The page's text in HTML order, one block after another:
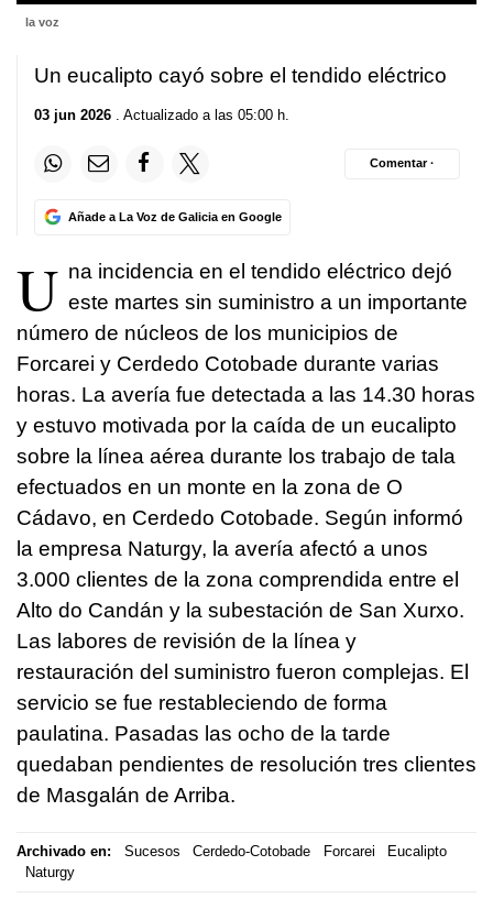
la voz
Un eucalipto cayó sobre el tendido eléctrico
03 jun 2026 . Actualizado a las 05:00 h.
Añade a La Voz de Galicia en Google
Comentar ·
U na incidencia en el tendido eléctrico dejó
este martes sin suministro a un importante
número de núcleos de los municipios de
Forcarei y Cerdedo Cotobade durante varias
horas. La avería fue detectada a las 14.30 horas
y estuvo motivada por la caída de un eucalipto
sobre la línea aérea durante los trabajo de tala
efectuados en un monte en la zona de O
Cádavo, en Cerdedo Cotobade. Según informó
la empresa Naturgy, la avería afectó a unos
3.000 clientes de la zona comprendida entre el
Alto do Candán y la subestación de San Xurxo.
Las labores de revisión de la línea y
restauración del suministro fueron complejas. El
servicio se fue restableciendo de forma
paulatina. Pasadas las ocho de la tarde
quedaban pendientes de resolución tres clientes
de Masgalán de Arriba.
Archivado en: Sucesos Cerdedo-Cotobade Forcarei
Eucalipto
Naturgy